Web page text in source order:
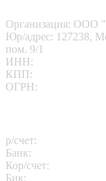
Организация:
Юр/адрес: 127238,
пом. 9/1
ИНН:
КПП:
ОГРН:
р/счет:
Банк:
Кор/счет:
Бик: